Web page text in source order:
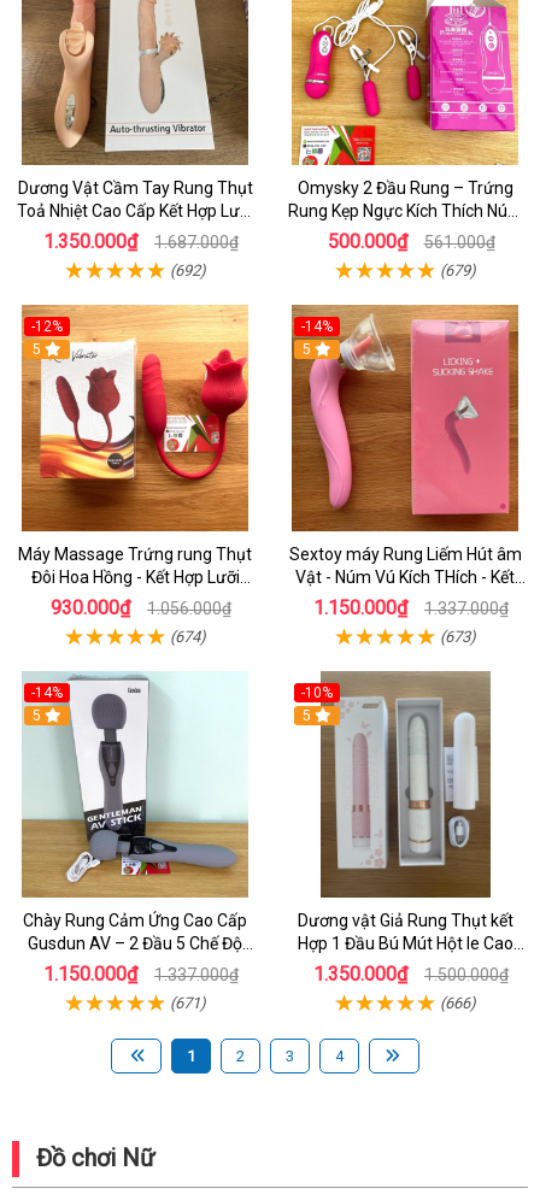
Dương Vật Cầm Tay Rung Thụt
Toả Nhiệt Cao Cấp Kết Hợp Lưỡi
Liếm Siêu Mềm - Vibrator Evo
mars - sextoy cho nữ
1.350.000₫ 1.687.000₫
(692)
Omysky 2 Đầu Rung – Trứng
Rung Kẹp Ngực Kích Thích Núm
Vú 10 Chế Độ Sướng Tê Người
500.000₫ 561.000₫
(679)
-12%
5
Máy Massage Trứng rung Thụt
Đôi Hoa Hồng - Kết Hợp Lưỡi
Liếm Kích Thích Âm Vật Cho Nữ
Tự Sướng
930.000₫ 1.056.000₫
(674)
-14%
5
Sextoy máy Rung Liếm Hút âm
Vật - Núm Vú Kích THích - Kết
Hợp Đầu Rung Kích Thích âm
Đạo Cho Nữ Tự Sướng
1.150.000₫ 1.337.000₫
(673)
-14%
5
Chày Rung Cảm Ứng Cao Cấp
Gusdun AV – 2 Đầu 5 Chế Độ
Rung Massage Kích Thích Điểm
G Cho Nữ
1.150.000₫ 1.337.000₫
(671)
-10%
5
Dương vật Giả Rung Thụt kết
Hợp 1 Đầu Bú Mút Hột le Cao
Cấp Kích Thích Nữ
1.350.000₫ 1.500.000₫
(666)
1 2 3 4
Đồ chơi Nữ